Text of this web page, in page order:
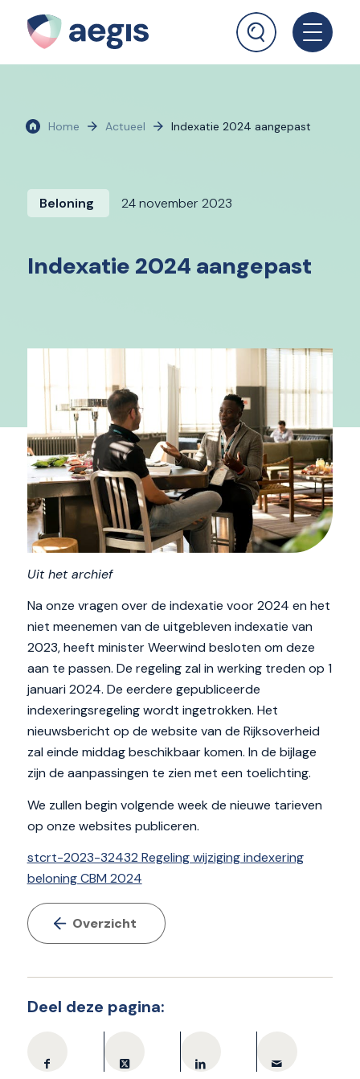
Home Actueel Indexatie 2024 aangepast
Beloning 24 november 2023
Indexatie 2024 aangepast
Uit het archief
Na onze vragen over de indexatie voor 2024 en het
niet meenemen van de uitgebleven indexatie van
2023, heeft minister Weerwind besloten om deze
aan te passen. De regeling zal in werking treden op 1
januari 2024. De eerdere gepubliceerde
indexeringsregeling wordt ingetrokken. Het
nieuwsbericht op de website van de Rijksoverheid
zal einde middag beschikbaar komen. In de bijlage
zijn de aanpassingen te zien met een toelichting.
We zullen begin volgende week de nieuwe tarieven
op onze websites publiceren.
stcrt-2023-32432 Regeling wijziging indexering
beloning CBM 2024
Overzicht
Deel deze pagina: